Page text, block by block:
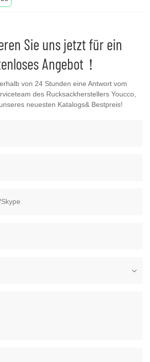
Sie uns jetzt für ein
Angebot！
von 24 Stunden eine Antwort vom
des Rucksackherstellers Youcco,
neuesten Katalogs& Bestpreis!